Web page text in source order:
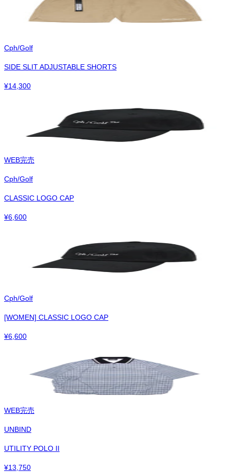
Cph/Golf
SIDE SLIT ADJUSTABLE SHORTS
¥14,300
WEB完売
Cph/Golf
CLASSIC LOGO CAP
¥6,600
Cph/Golf
[WOMEN] CLASSIC LOGO CAP
¥6,600
WEB完売
UNBIND
UTILITY POLO II
¥13,750